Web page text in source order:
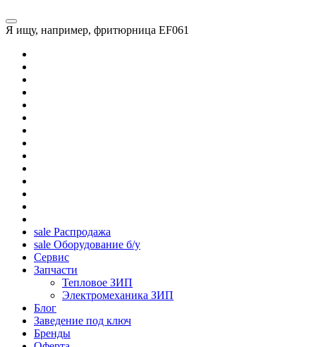
Я ищу, например, фритюрница EF061
sale Распродажа
sale Оборудование б/у
Сервис
Запчасти
Тепловое ЗИП
Электромеханика ЗИП
Блог
Заведение под ключ
Бренды